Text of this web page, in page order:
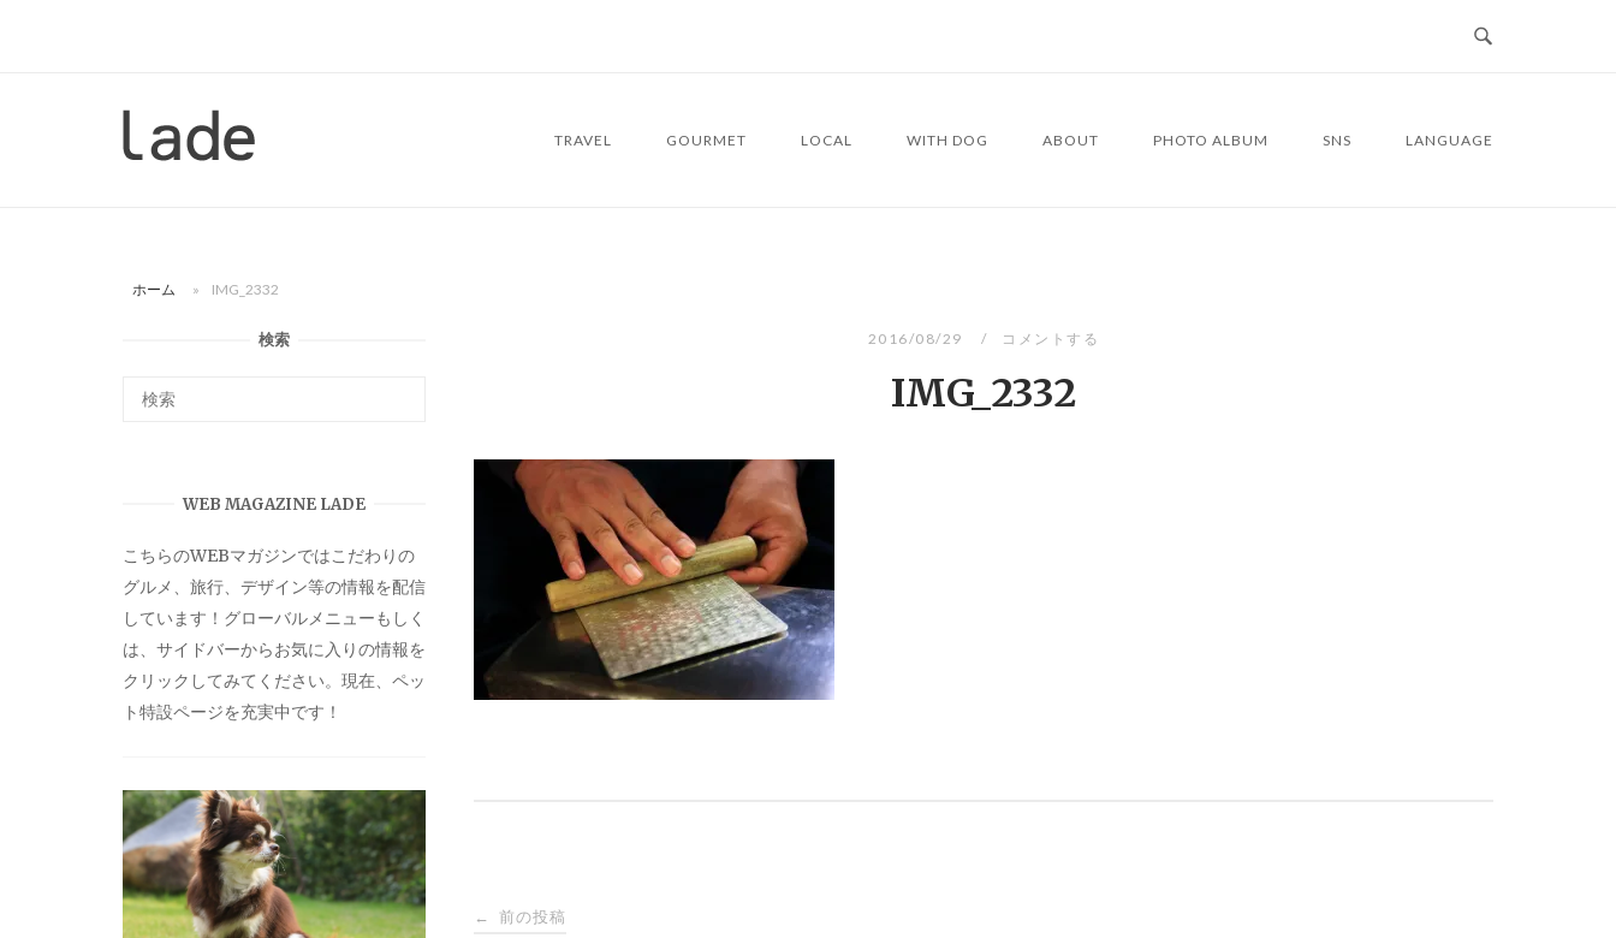
ー
TRAVEL GOURMET LOCAL WITH DOG ABOUT PHOTO ALBUM SNS LANGUAGE
ホーム » IMG_2332
2016/08/29 コメントする
IMG_2332
投
← 前の投稿
検索
WEB MAGAZINE LADE
こちらのWEBマガジンではこだわりの
グルメ、旅行、デザイン等の情報を配信
しています！グローバルメニューもしく
は、サイドバーからお気に入りの情報を
クリックしてみてください。現在、ペッ
ト特設ページを充実中です！